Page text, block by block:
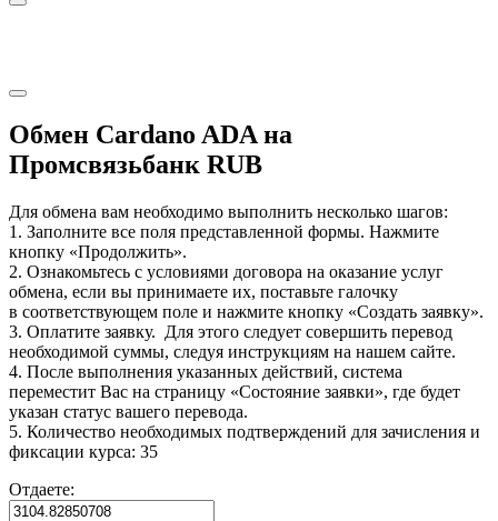
Обмен Cardano ADA на
Промсвязьбанк RUB
Для обмена вам необходимо выполнить несколько шагов:
1. Заполните все поля представленной формы. Нажмите
кнопку «Продолжить».
2. Ознакомьтесь с условиями договора на оказание услуг
обмена, если вы принимаете их, поставьте галочку
в соответствующем поле и нажмите кнопку «Создать заявку».
3. Оплатите заявку. Для этого следует совершить перевод
необходимой суммы, следуя инструкциям на нашем сайте.
4. После выполнения указанных действий, система
переместит Вас на страницу «Состояние заявки», где будет
указан статус вашего перевода.
5. Количество необходимых подтверждений для зачисления и
фиксации курса: 35
Отдаете: